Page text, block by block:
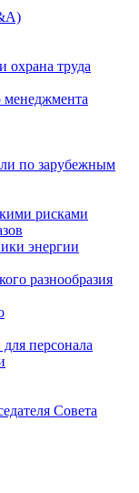
охрана труда
менеджмента
по зарубежным
рисками
энергии
разнообразия
персонала
Совета